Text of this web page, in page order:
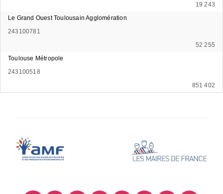
19 243
Le Grand Ouest Toulousain Agglomération
243100781
52 255
Toulouse Métropole
243100518
851 402